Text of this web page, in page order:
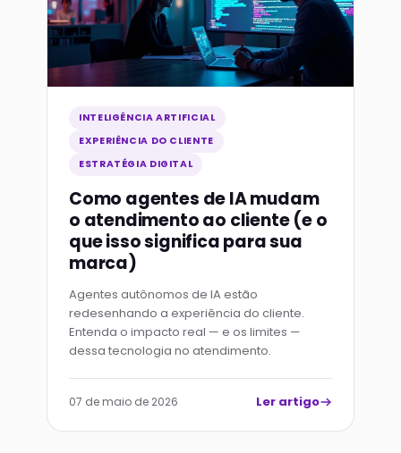
INTELIGÊNCIA ARTIFICIAL
EXPERIÊNCIA DO CLIENTE
ESTRATÉGIA DIGITAL
Como agentes de IA mudam
o atendimento ao cliente (e o
que isso significa para sua
marca)
Agentes autônomos de IA estão
redesenhando a experiência do cliente.
Entenda o impacto real — e os limites —
dessa tecnologia no atendimento.
07 de maio de 2026 Ler artigo